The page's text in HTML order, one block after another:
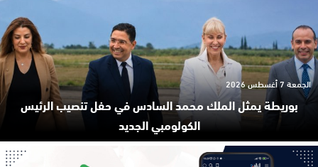
بوريطة يمثل الملك محمد السادس في حفل تنصيب الرئيس
الكولومبي الجديد
الجمعة 7 أغسطس 2026